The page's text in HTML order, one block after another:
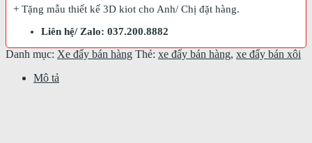
+ Tặng mẫu thiết kế 3D kiot cho Anh/ Chị đặt hàng.
Liên hệ/ Zalo: 037.200.8882
Danh mục: Xe đẩy bán hàng Thẻ: xe đẩy bán hàng, xe đẩy bán xôi
Mô tả